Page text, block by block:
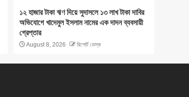
১২ হাজার টাকা ঋণ দিয়ে সুদাসলে ১৩ লাখ টাকা দাবির
অভিযোগে খাদেমুল ইসলাম নামের এক দাদন ব্যবসায়ী
গ্রেপ্তার
August 8, 2026 রিপোর্ট ডেস্ক